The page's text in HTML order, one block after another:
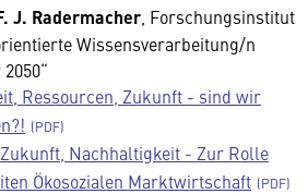
J. Radermacher , Forschungsinstitut
Wissensverarbeitung/n
Ressourcen, Zukunft - sind wir
Nachhaltigkeit - Zur Rolle
Ökosozialen Marktwirtschaft